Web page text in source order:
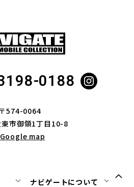
0188
〒574-0064
市御領1丁目10-8
Google map
ナビゲートについて